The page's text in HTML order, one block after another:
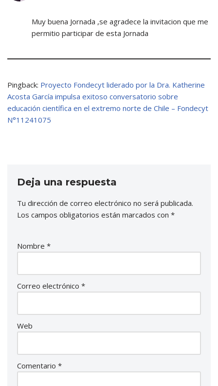
Muy buena Jornada ,se agradece la invitacion que me
permitio participar de esta Jornada
Pingback: Proyecto Fondecyt liderado por la Dra. Katherine
Acosta García impulsa exitoso conversatorio sobre
educación científica en el extremo norte de Chile – Fondecyt
N°11241075
Deja una respuesta
Tu dirección de correo electrónico no será publicada.
Los campos obligatorios están marcados con *
Nombre *
Correo electrónico *
Web
Comentario *